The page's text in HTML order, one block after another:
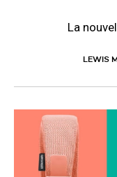
La
LEWIS